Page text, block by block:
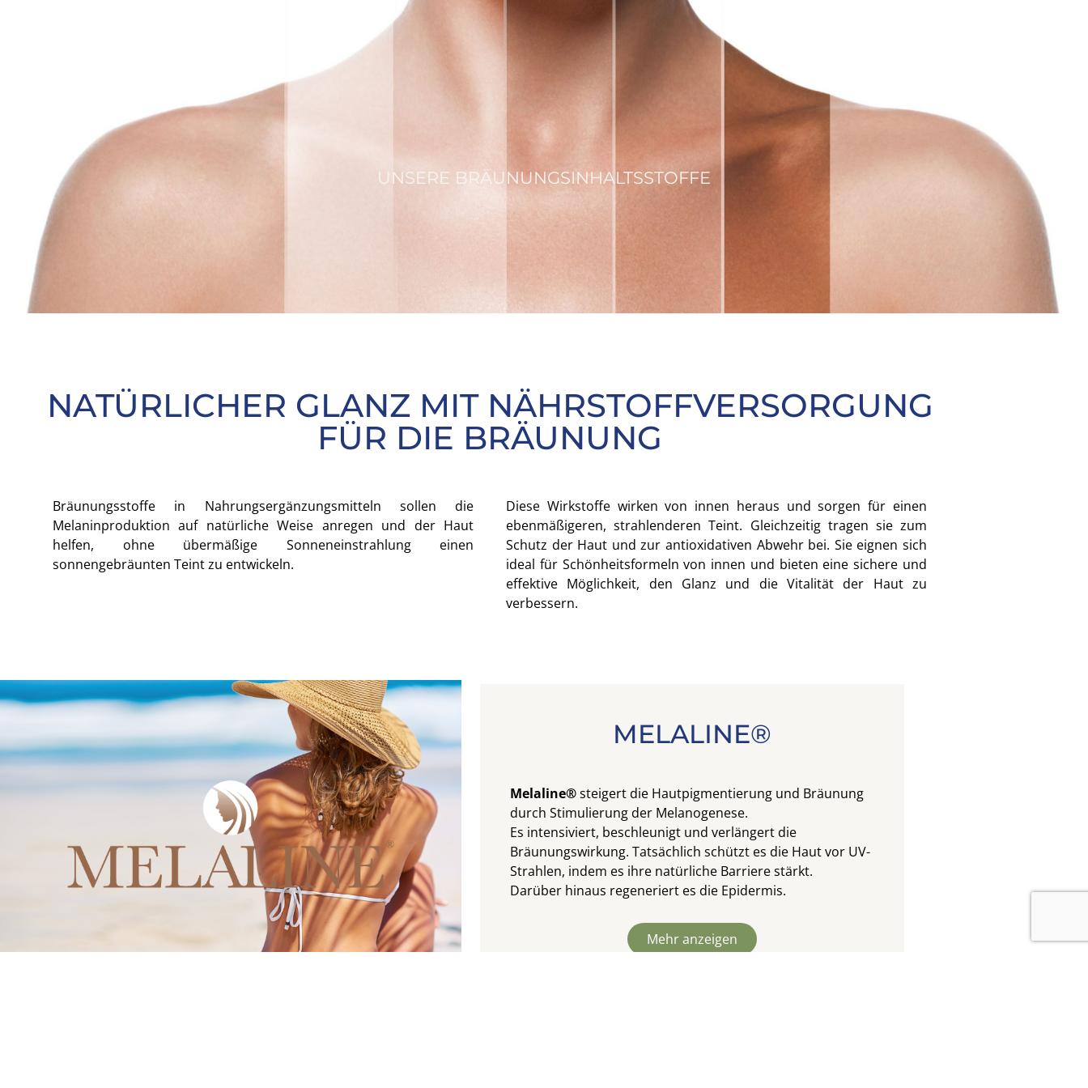
UNSERE BRÄUNUNGSINHALTSSTOFFE
NATÜRLICHER GLANZ MIT NÄHRSTOFFVERSORGUNG
FÜR DIE BRÄUNUNG
Bräunungsstoffe in Nahrungsergänzungsmitteln sollen die
Melaninproduktion auf natürliche Weise anregen und der Haut
helfen, ohne übermäßige Sonneneinstrahlung einen
sonnengebräunten Teint zu entwickeln.
Diese Wirkstoffe wirken von innen heraus und sorgen für einen
ebenmäßigeren, strahlenderen Teint. Gleichzeitig tragen sie zum
Schutz der Haut und zur antioxidativen Abwehr bei. Sie eignen sich
ideal für Schönheitsformeln von innen und bieten eine sichere und
effektive Möglichkeit, den Glanz und die Vitalität der Haut zu
verbessern.
MELALINE®
Melaline®steigert die Hautpigmentierung und Bräunung
durch Stimulierung der Melanogenese.
Es intensiviert, beschleunigt und verlängert die
Bräunungswirkung. Tatsächlich schützt es die Haut vor UV-
Strahlen, indem es ihre natürliche Barriere stärkt.
Darüber hinaus regeneriert es die Epidermis.
Mehr anzeigen